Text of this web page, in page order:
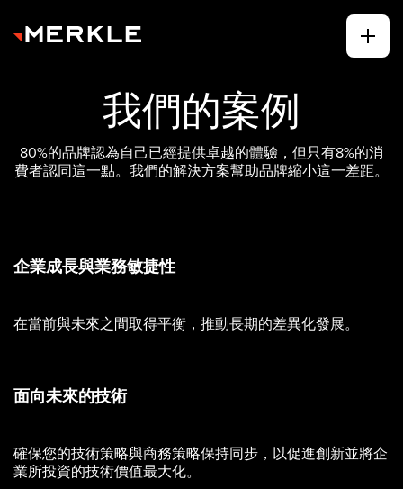
我們的案例
80%的品牌認為自己已經提供卓越的體驗，但只有8%的消
費者認同這一點。我們的解決方案幫助品牌縮小這一差距。
企業成長與業務敏捷性
在當前與未來之間取得平衡，推動長期的差異化發展。
面向未來的技術
確保您的技術策略與商務策略保持同步，以促進創新並將企
業所投資的技術價值最大化。